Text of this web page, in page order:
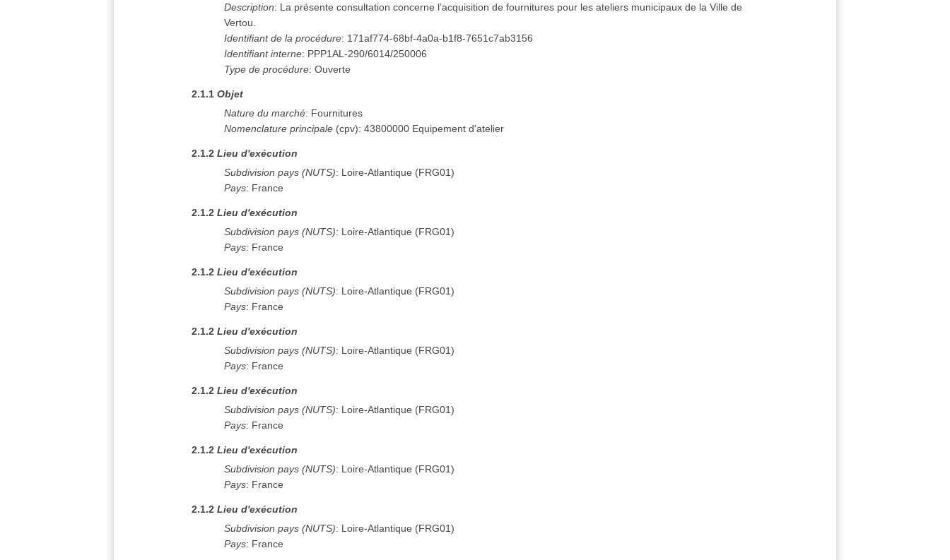
Description: La présente consultation concerne l’acquisition de fournitures pour les ateliers municipaux de la Ville de
Vertou.
Identifiant de la procédure: 171af774-68bf-4a0a-b1f8-7651c7ab3156
Identifiant interne: PPP1AL-290/6014/250006
Type de procédure:Ouverte
2.1.1Objet
Nature du marché: Fournitures
Nomenclature principale (cpv):43800000 Equipement d'atelier
2.1.2Lieu d'exécution
Subdivision pays (NUTS): Loire-Atlantique (FRG01)
Pays: France
2.1.2Lieu d'exécution
Subdivision pays (NUTS): Loire-Atlantique (FRG01)
Pays: France
2.1.2Lieu d'exécution
Subdivision pays (NUTS): Loire-Atlantique (FRG01)
Pays: France
2.1.2Lieu d'exécution
Subdivision pays (NUTS): Loire-Atlantique (FRG01)
Pays: France
2.1.2Lieu d'exécution
Subdivision pays (NUTS): Loire-Atlantique (FRG01)
Pays: France
2.1.2Lieu d'exécution
Subdivision pays (NUTS): Loire-Atlantique (FRG01)
Pays: France
2.1.2Lieu d'exécution
Subdivision pays (NUTS): Loire-Atlantique (FRG01)
Pays: France